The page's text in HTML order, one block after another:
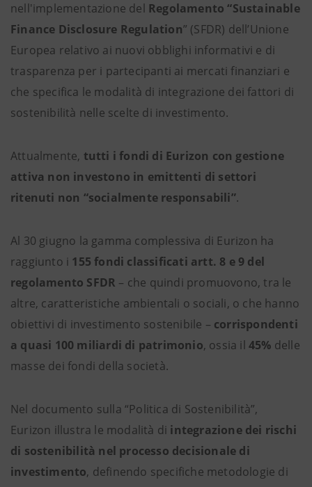
nell'implementazione del Regolamento “Sustainable
Finance Disclosure Regulation” (SFDR) dell’Unione
Europea relativo ai nuovi obblighi informativi e di
trasparenza per i partecipanti ai mercati finanziari e
che specifica le modalità di integrazione dei fattori di
sostenibilità nelle scelte di investimento.
Attualmente, tutti i fondi di Eurizon con gestione
attiva non investono in emittenti di settori
ritenuti non “socialmente responsabili”.
Al 30 giugno la gamma complessiva di Eurizon ha
raggiunto i 155 fondi classificati artt. 8 e 9 del
regolamento SFDR – che quindi promuovono, tra le
altre, caratteristiche ambientali o sociali, o che hanno
obiettivi di investimento sostenibile – corrispondenti
a quasi 100 miliardi di patrimonio, ossia il45% delle
masse dei fondi della società.
Nel documento sulla “Politica di Sostenibilità”,
Eurizon illustra le modalità di integrazione dei rischi
di sostenibilità nel processo decisionale di
investimento, definendo specifiche metodologie di